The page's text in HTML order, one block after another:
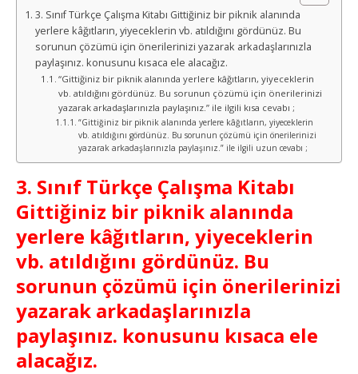
3. Sınıf Türkçe Çalışma Kitabı Gittiğiniz bir piknik alanında
yerlere kâğıtların, yiyeceklerin vb. atıldığını gördünüz. Bu
sorunun çözümü için önerilerinizi yazarak arkadaşlarınızla
paylaşınız. konusunu kısaca ele alacağız.
“Gittiğiniz bir piknik alanında yerlere kâğıtların, yiyeceklerin
vb. atıldığını gördünüz. Bu sorunun çözümü için önerilerinizi
yazarak arkadaşlarınızla paylaşınız.” ile ilgili kısa cevabı ;
“Gittiğiniz bir piknik alanında yerlere kâğıtların, yiyeceklerin
vb. atıldığını gördünüz. Bu sorunun çözümü için önerilerinizi
yazarak arkadaşlarınızla paylaşınız.” ile ilgili uzun cevabı ;
3. Sınıf Türkçe Çalışma Kitabı
Gittiğiniz bir piknik alanında
yerlere kâğıtların, yiyeceklerin
vb. atıldığını gördünüz. Bu
sorunun çözümü için önerilerinizi
yazarak arkadaşlarınızla
paylaşınız. konusunu kısaca ele
alacağız.